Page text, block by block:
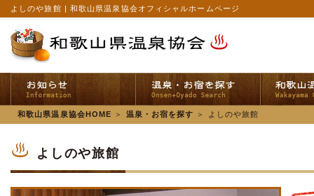
よしのや旅館 | 和歌山県温泉協会オフィシャルホームページ
和歌山県温泉協会HOME ＞ 温泉・お宿を探す ＞ よしのや旅館
よしのや旅館